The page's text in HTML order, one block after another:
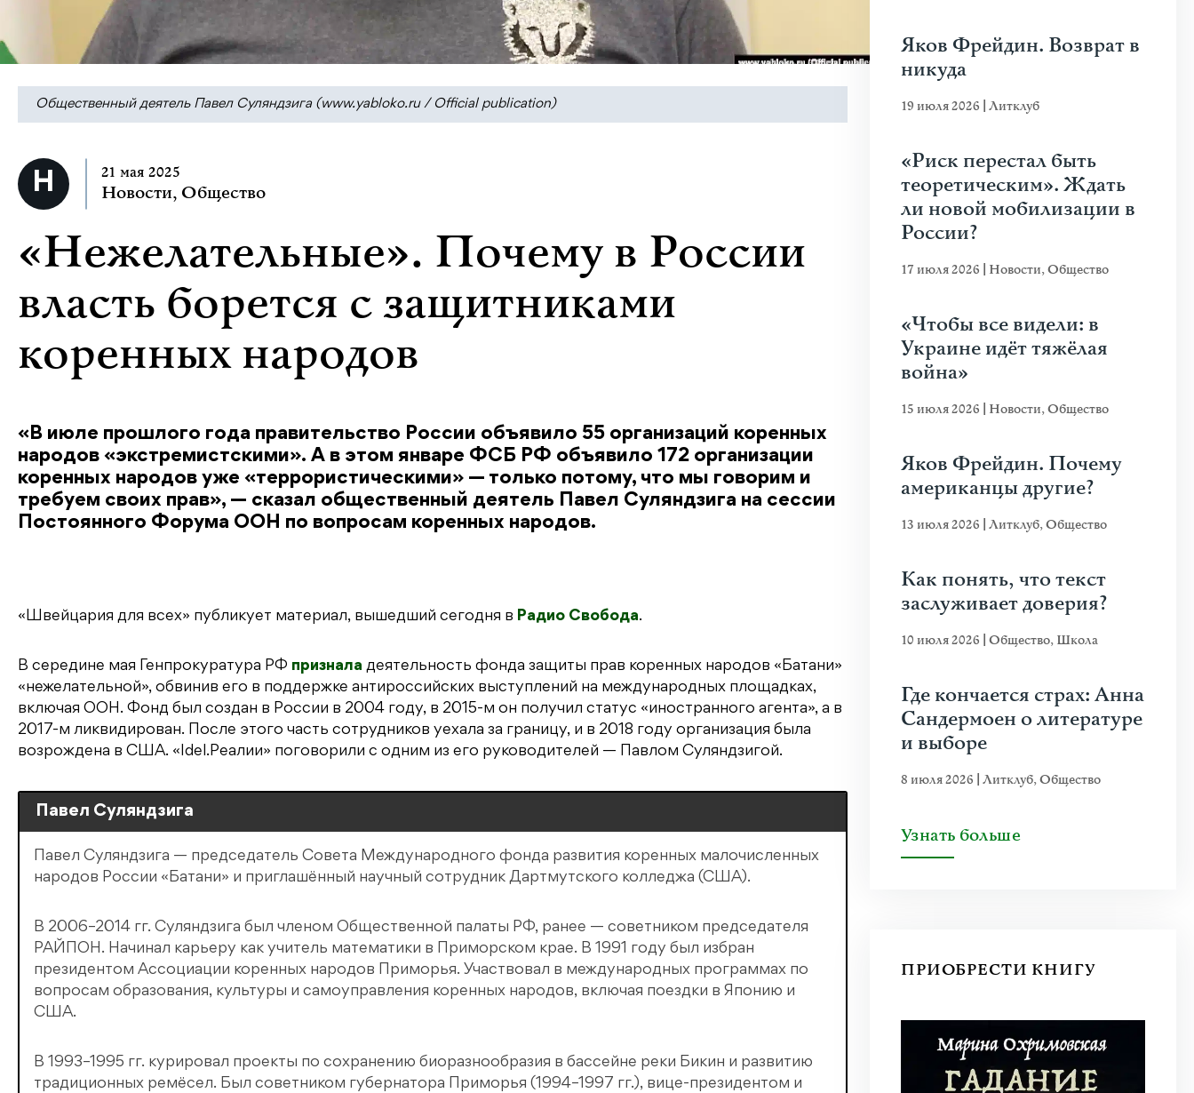
Общественный деятель Павел Суляндзига (www.yabloko.ru / Official publication)
21 мая 2025
Новости, Общество
«Нежелательные». Почему в России
власть борется с защитниками
коренных народов
«В июле прошлого года правительство России объявило 55 организаций коренных
народов «экстремистскими». А в этом январе ФСБ РФ объявило 172 организации
коренных народов уже «террористическими» — только потому, что мы говорим и
требуем своих прав», — сказал общественный деятель Павел Суляндзига на сессии
Постоянного Форума ООН по вопросам коренных народов.
«Швейцария для всех» публикует материал, вышедший сегодня в Радио Свобода.
В середине мая Генпрокуратура РФ признала деятельность фонда защиты прав коренных народов «Батани»
«нежелательной», обвинив его в поддержке антироссийских выступлений на международных площадках,
включая ООН. Фонд был создан в России в 2004 году, в 2015-м он получил статус «иностранного агента», а в
2017-м ликвидирован. После этого часть сотрудников уехала за границу, и в 2018 году организация была
возрождена в США. «Idel.Реалии» поговорили с одним из его руководителей — Павлом Суляндзигой.
Павел Суляндзига
Павел Суляндзига — председатель Совета Международного фонда развития коренных малочисленных
народов России «Батани» и приглашённый научный сотрудник Дартмутского колледжа (США).
В 2006–2014 гг. Суляндзига был членом Общественной палаты РФ, ранее — советником председателя
РАЙПОН. Начинал карьеру как учитель математики в Приморском крае. В 1991 году был избран
президентом Ассоциации коренных народов Приморья. Участвовал в международных программах по
вопросам образования, культуры и самоуправления коренных народов, включая поездки в Японию и
США.
В 1993–1995 гг. курировал проекты по сохранению биоразнообразия в бассейне реки Бикин и развитию
традиционных ремёсел. Был советником губернатора Приморья (1994–1997 гг.), вице-президентом и
Яков Фрейдин. Возврат в
никуда
19 июля 2026 Литклуб
«Риск перестал быть
теоретическим». Ждать
ли новой мобилизации в
России?
17 июля 2026 Новости,Общество
«Чтобы все видели: в
Украине идёт тяжёлая
война»
15 июля 2026 Новости,Общество
Яков Фрейдин. Почему
американцы другие?
13 июля 2026 Литклуб,Общество
Как понять, что текст
заслуживает доверия?
10 июля 2026 Общество, Школа
Где кончается страх: Анна
Сандермоен о литературе
и выборе
8 июля 2026 Литклуб,Общество
Узнать больше
ПРИОБРЕСТИ КНИГУ